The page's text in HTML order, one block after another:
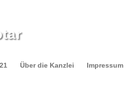
Über die Kanzlei Impressum